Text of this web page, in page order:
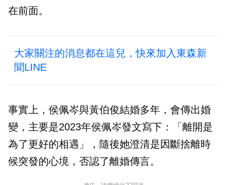
在前面。
大家關注的消息都在這兒，快來加入東森新
聞LINE
事實上，侯佩岑與黃伯俊結婚多年，會傳出婚
變，主要是2023年侯佩岑發文寫下：「離開是
為了更好的相遇」，隨後她澄清是因斷捨離時
候突發的心境，否認了離婚傳言。